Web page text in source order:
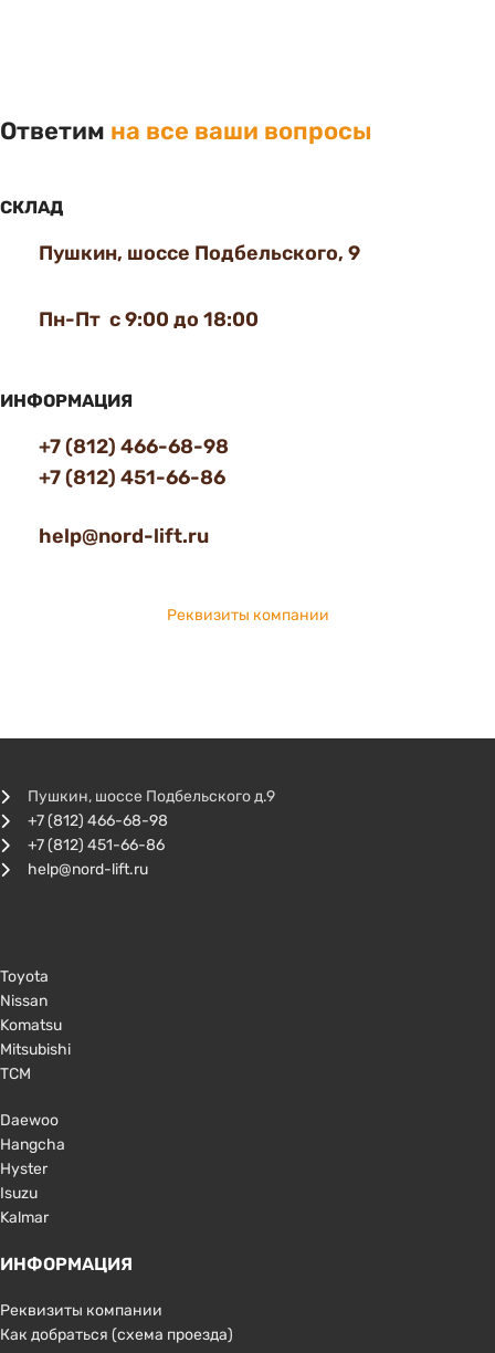
Ответим на все ваши вопросы
СКЛАД
Пушкин, шоссе Подбельского, 9
Пн-Пт с 9:00 до 18:00
ИНФОРМАЦИЯ
+7 (812) 466-68-98
+7 (812) 451-66-86
help@nord-lift.ru
Реквизиты компании
Пушкин, шоссе Подбельского д.9
+7 (812) 466-68-98
+7 (812) 451-66-86
help@nord-lift.ru
Toyota
Nissan
Komatsu
Mitsubishi
TCM
Daewoo
Hangcha
Hyster
Isuzu
Kalmar
ИНФОРМАЦИЯ
Реквизиты компании
Как добраться (схема проезда)